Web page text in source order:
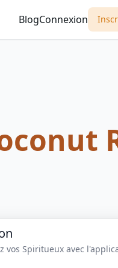
BlogConnexion
vos Spiritueux avec